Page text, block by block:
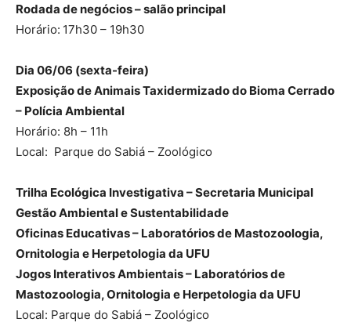
Rodada de negócios – salão principal
Horário: 17h30 – 19h30
Dia 06/06 (sexta-feira)
Exposição de Animais Taxidermizado do Bioma Cerrado
– Polícia Ambiental
Horário: 8h – 11h
Local: Parque do Sabiá – Zoológico
Trilha Ecológica Investigativa – Secretaria Municipal
Gestão Ambiental e Sustentabilidade
Oficinas Educativas – Laboratórios de Mastozoologia,
Ornitologia e Herpetologia da UFU
Jogos Interativos Ambientais – Laboratórios de
Mastozoologia, Ornitologia e Herpetologia da UFU
Local: Parque do Sabiá – Zoológico